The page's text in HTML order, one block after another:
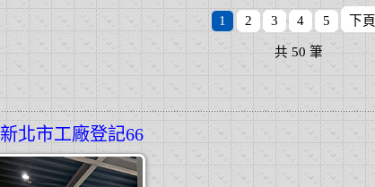
1 2 3 4 5 下頁
共 50筆
新北市工廠登記66